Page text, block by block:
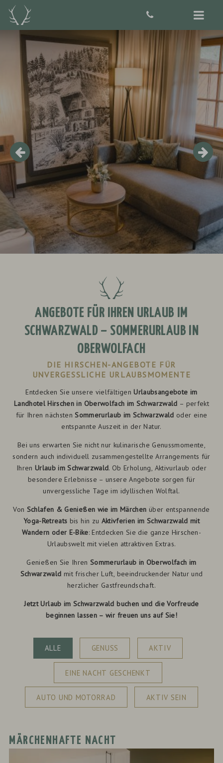
ANGEBOTE FÜR IHREN URLAUB IM
SCHWARZWALD – SOMMERURLAUB IN
OBERWOLFACH
DIE HIRSCHEN-ANGEBOTE FÜR
UNVERGESSLICHE URLAUBSMOMENTE
Entdecken Sie unsere vielfältigenUrlaubsangebote im
Landhotel Hirschen in Oberwolfach im Schwarzwald – perfekt
für Ihren nächstenSommerurlaub im Schwarzwald oder eine
entspannte Auszeit in der Natur.
Bei uns erwarten Sie nicht nur kulinarische Genussmomente,
sondern auch individuell zusammengestellte Arrangements für
Ihren Urlaub im Schwarzwald. Ob Erholung, Aktivurlaub oder
besondere Erlebnisse – unsere Angebote sorgen für
unvergessliche Tage im idyllischen Wolftal.
Von Schlafen & Genießen wie im Märchen über entspannende
Yoga-Retreats bis hin zu Aktivferien im Schwarzwald mit
Wandern oder E-Bike: Entdecken Sie die ganze Hirschen-
Urlaubswelt mit vielen attraktiven Extras.
Genießen Sie IhrenSommerurlaub in Oberwolfach im
Schwarzwald mit frischer Luft, beeindruckender Natur und
herzlicher Gastfreundschaft.
Jetzt Urlaub im Schwarzwald buchen und die Vorfreude
beginnen lassen – wir freuen uns auf Sie!
packackge
ALLE GENUSS AKTIV
EINE NACHT GESCHENKT
AUTO UND MOTORRAD AKTIV SEIN
MÄRCHENHAFTE NACHT